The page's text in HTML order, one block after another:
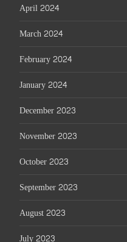
April 2024
March 2024
February 2024
January 2024
December 2023
November 2023
October 2023
September 2023
August 2023
July 2023